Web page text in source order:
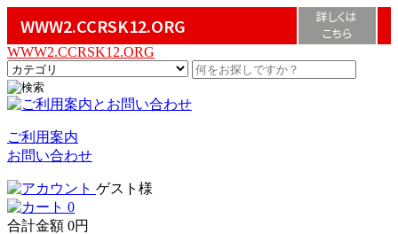
WWW2.CCRSK12.ORG
詳しくは
こちら
WWW2.CCRSK12.ORG
ご利用案内
お問い合わせ
ゲスト様
0
合計金額 0円